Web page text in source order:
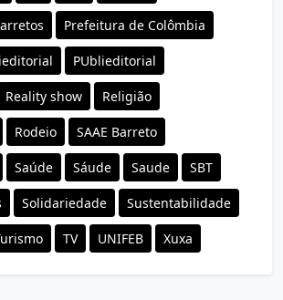
Prefeitura de Colômbia
PUblieditorial
Reality show Religião
Rodeio SAAE Barreto
Saúde Sáude Saude SBT
Solidariedade Sustentabilidade
TV UNIFEB Xuxa